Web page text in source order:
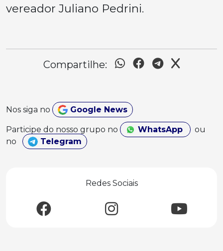
vereador Juliano Pedrini.
Compartilhe:
Nos siga no Google News
Participe do nosso grupo no WhatsApp
ou
no
Telegram
Redes Sociais